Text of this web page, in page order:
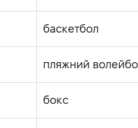
баскетбол
пляжний
бокс